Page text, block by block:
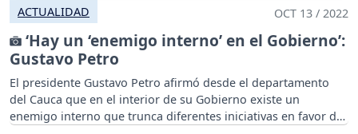
ACTUALIDAD OCT 13 / 2022
‘Hay un ‘enemigo interno’ en el Gobierno’:
Gustavo Petro
El presidente Gustavo Petro afirmó desde el departamento
del Cauca que en el interior de su Gobierno existe un
enemigo interno que trunca diferentes iniciativas en favor de